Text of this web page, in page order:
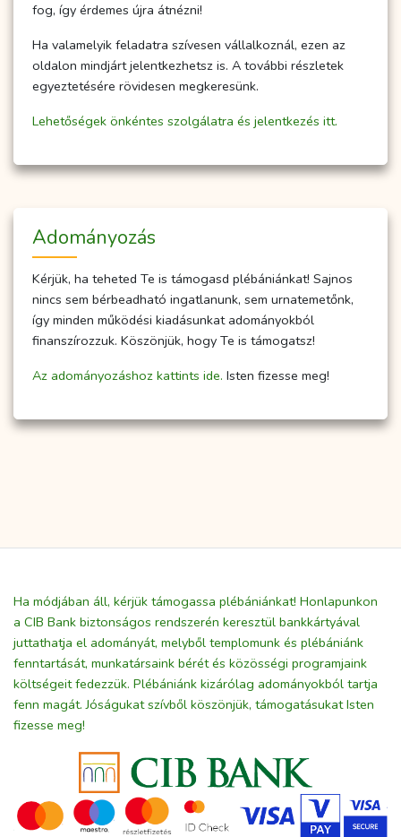
fog, így érdemes újra átnézni!
Ha valamelyik feladatra szívesen vállalkoznál, ezen az
oldalon mindjárt jelentkezhetsz is. A további részletek
egyeztetésére rövidesen megkeresünk.
Lehetőségek önkéntes szolgálatra és jelentkezés itt.
Adományozás
Kérjük, ha teheted Te is támogasd plébániánkat! Sajnos
nincs sem bérbeadható ingatlanunk, sem urnatemetőnk,
így minden működési kiadásunkat adományokból
finanszírozzuk. Köszönjük, hogy Te is támogatsz!
Az adományozáshoz kattints ide. Isten fizesse meg!
Ha módjában áll, kérjük támogassa plébániánkat! Honlapunkon
a CIB Bank biztonságos rendszerén keresztül bankkártyával
juttathatja el adományát, melyből templomunk és plébániánk
fenntartását, munkatársaink bérét és közösségi programjaink
költségeit fedezzük. Plébániánk kizárólag adományokból tartja
fenn magát. Jóságukat szívből köszönjük, támogatásukat Isten
fizesse meg!